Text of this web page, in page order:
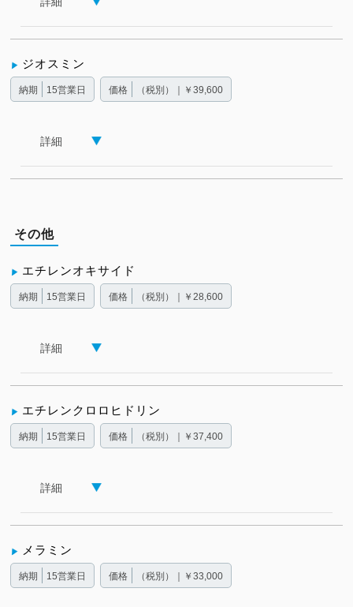
ジオスミン
納期 15営業日 価格 （税別）｜￥39,600
詳細
その他
エチレンオキサイド
納期 15営業日 価格 （税別）｜￥28,600
詳細
エチレンクロロヒドリン
納期 15営業日 価格 （税別）｜￥37,400
詳細
メラミン
納期 15営業日 価格 （税別）｜￥33,000